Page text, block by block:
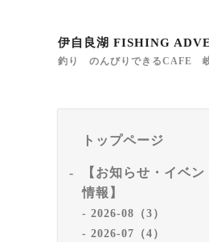
伊自良湖 FISHING
釣り のんびりできるCAFE 岐
トップページ
【お知らせ・イベン
情報】
2026-08（3）
2026-07（4）